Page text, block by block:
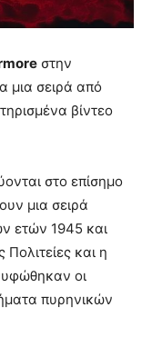
στην
μια σειρά από
βίντεο
στο επίσημο
μια σειρά
ετών 1945 και
και η
οι
πυρηνικών